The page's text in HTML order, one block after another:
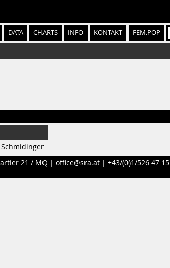
DATA CHARTS INFO KONTAKT FEM.POP
21 / MQ | office@sra.at | +43/(0)1/526 47 15